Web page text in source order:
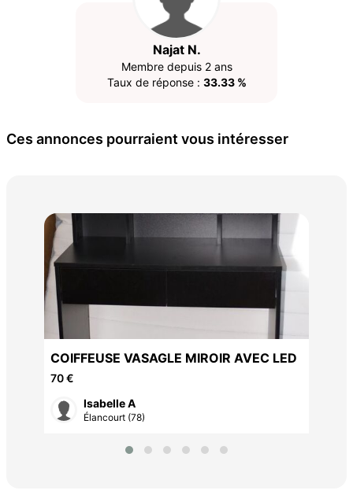
Najat N.
Membre depuis 2 ans
Taux de réponse : 33.33 %
Ces annonces pourraient vous intéresser
COIFFEUSE VASAGLE MIROIR AVEC LED
70 €
Isabelle A
Élancourt (78)